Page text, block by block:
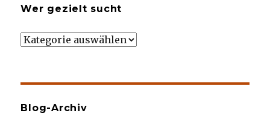
Wer gezielt sucht
Wer
Blog-Archiv